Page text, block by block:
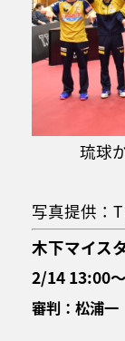
琉球
写真提供：
木下マイ
2/14 13:00
審判：松浦